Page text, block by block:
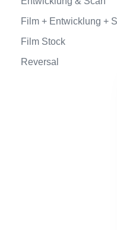
Film + Entwicklung +
Film Stock
Reversal